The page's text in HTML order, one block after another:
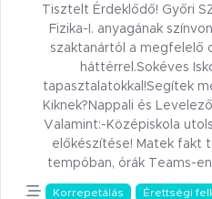
Tisztelt Érdeklődő! Győri
Fizika-I. anyagának
szaktanártól a megfelelő
háttérrel.Sokéves
tapasztalatokkal!Segítek
Kiknek?Nappali és
Valamint:-Középiskola
előkészítése! Matek fakt
tempóban, órák Teams-
Korrepetálás Érettségi